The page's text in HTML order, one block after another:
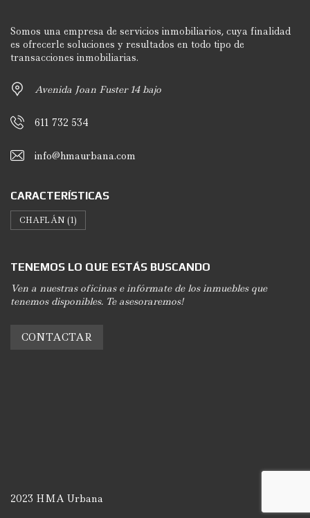
Somos una empresa de servicios inmobiliarios, cuya finalidad
es ofrecerle soluciones y resultados en todo tipo de
transacciones inmobiliarias.
Avenida Joan Fuster 14 bajo
611 732 534
info@hmaurbana.com
CARACTERÍSTICAS
CHAFLÁN (1)
TENEMOS LO QUE ESTÁS BUSCANDO
Ven a nuestras oficinas e infórmate de los inmuebles que
tenemos disponibles. Te asesoraremos!
CONTACTAR
2023 HMA Urbana